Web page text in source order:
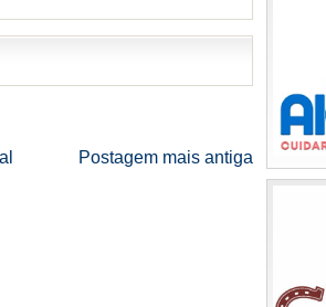
Postagem mais antiga